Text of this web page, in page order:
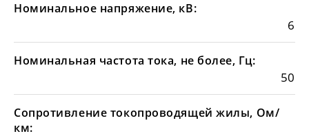
Номинальное напряжение, кВ:
6
Номинальная частота тока, не более, Гц:
50
Сопротивление токопроводящей жилы, Ом/
км: